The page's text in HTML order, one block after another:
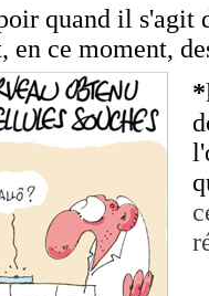
*
quand il s'agit
ce moment,